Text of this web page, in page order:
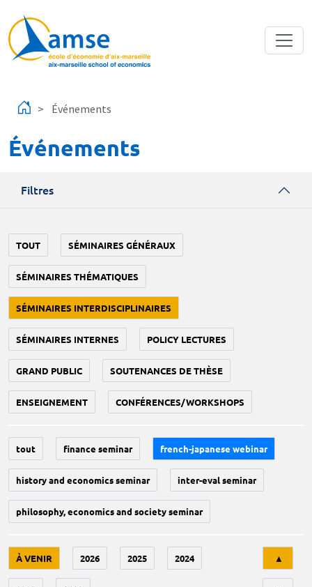
Événements
Événements
Filtres
TOUT SÉMINAIRES GÉNÉRAUX
SÉMINAIRES THÉMATIQUES
SÉMINAIRES INTERDISCIPLINAIRES
SÉMINAIRES INTERNES POLICY LECTURES
GRAND PUBLIC SOUTENANCES DE THÈSE
ENSEIGNEMENT CONFÉRENCES/WORKSHOPS
tout finance seminar french-japanese webinar
history and economics seminar inter-eval seminar
philosophy, economics and society seminar
À VENIR 2026 2025 2024 ▲